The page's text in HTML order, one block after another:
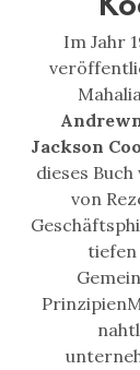
Im Jahr
Jackson
dieses
von
tiefen